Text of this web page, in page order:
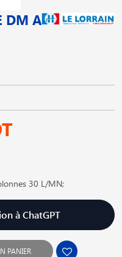
DM A
30 L/MN;
à ChatGPT
PANIER